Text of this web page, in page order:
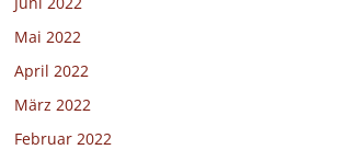
Mai 2022
April 2022
März 2022
Februar 2022